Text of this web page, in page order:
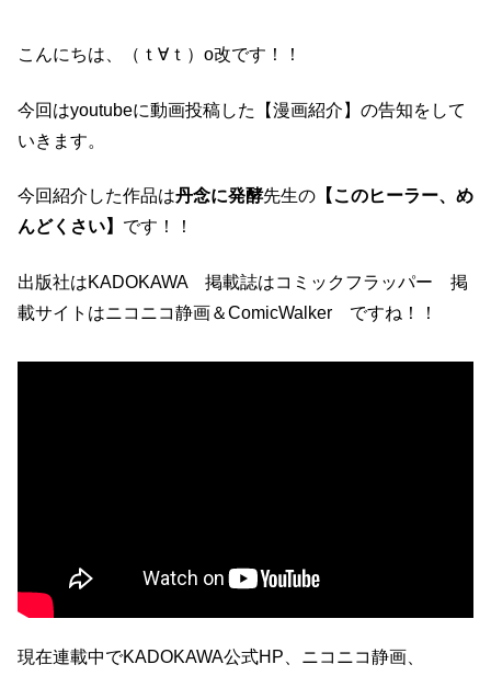
こんにちは、（ｔ∀ｔ）o改です！！
今回はyoutubeに動画投稿した【漫画紹介】の告知をして
いきます。
今回紹介した作品は丹念に発酵先生の 【このヒーラー、め
んどくさい】 です！！
出版社はKADOKAWA 掲載誌はコミックフラッパー 掲
載サイトはニコニコ静画＆ComicWalker ですね！！
現在連載中でKADOKAWA公式HP、ニコニコ静画、